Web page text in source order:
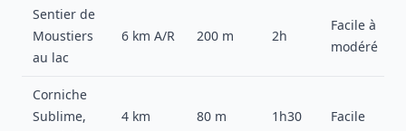
Sentier de
Moustiers
au lac
6 km A/R 200 m 2h
Facile à
modéré
Corniche
Sublime,
4 km 80 m 1h30 Facile